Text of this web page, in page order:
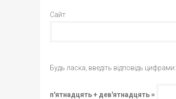
Сайт
Будь ласка, введіть відповідь цифрами:
п'ятнадцять + дев'ятнадцять =